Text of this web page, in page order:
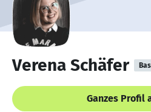
Verena Schäfer
Ganzes Profil